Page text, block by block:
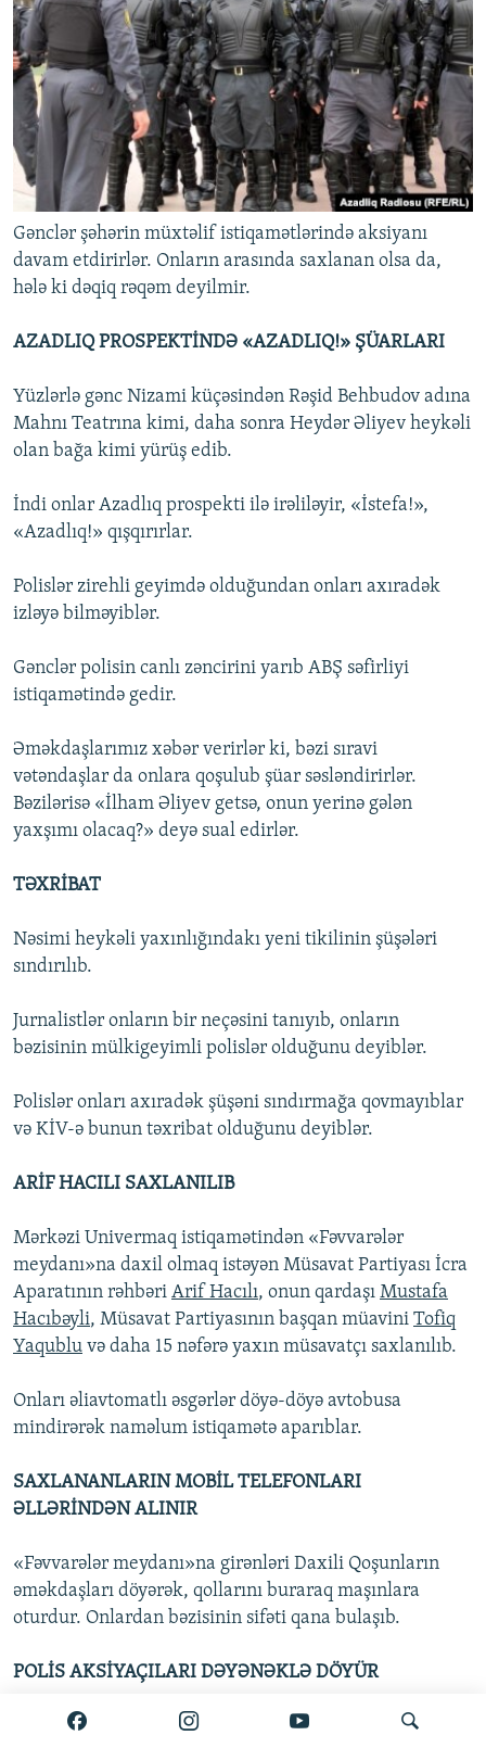
Gənclər şəhərin müxtəlif istiqamətlərində aksiyanı
davam etdirirlər. Onların arasında saxlanan olsa da,
hələ ki dəqiq rəqəm deyilmir.
AZADLIQ PROSPEKTİNDƏ «AZADLIQ!» ŞÜARLARI
Yüzlərlə gənc Nizami küçəsindən Rəşid Behbudov adına
Mahnı Teatrına kimi, daha sonra Heydər Əliyev heykəli
olan bağa kimi yürüş edib.
İndi onlar Azadlıq prospekti ilə irəliləyir, «İstefa!»,
«Azadlıq!» qışqırırlar.
Polislər zirehli geyimdə olduğundan onları axıradək
izləyə bilməyiblər.
Gənclər polisin canlı zəncirini yarıb ABŞ səfirliyi
istiqamətində gedir.
Əməkdaşlarımız xəbər verirlər ki, bəzi sıravi
vətəndaşlar da onlara qoşulub şüar səsləndirirlər.
Bəzilərisə «İlham Əliyev getsə, onun yerinə gələn
yaxşımı olacaq?» deyə sual edirlər.
TƏXRİBAT
Nəsimi heykəli yaxınlığındakı yeni tikilinin şüşələri
sındırılıb.
Jurnalistlər onların bir neçəsini tanıyıb, onların
bəzisinin mülkigeyimli polislər olduğunu deyiblər.
Polislər onları axıradək şüşəni sındırmağa qovmayıblar
və KİV-ə bunun təxribat olduğunu deyiblər.
ARİF HACILI SAXLANILIB
Mərkəzi Univermaq istiqamətindən «Fəvvarələr
meydanı»na daxil olmaq istəyən Müsavat Partiyası İcra
Aparatının rəhbəri Arif Hacılı, onun qardaşı Mustafa
Hacıbəyli, Müsavat Partiyasının başqan müavini Tofiq
Yaqublu və daha 15 nəfərə yaxın müsavatçı saxlanılıb.
Onları əliavtomatlı əsgərlər döyə-döyə avtobusa
mindirərək naməlum istiqamətə aparıblar.
SAXLANANLARIN MOBİL TELEFONLARI
ƏLLƏRİNDƏN ALINIR
«Fəvvarələr meydanı»na girənləri Daxili Qoşunların
əməkdaşları döyərək, qollarını buraraq maşınlara
oturdur. Onlardan bəzisinin sifəti qana bulaşıb.
POLİS AKSİYAÇILARI DƏYƏNƏKLƏ DÖYÜR